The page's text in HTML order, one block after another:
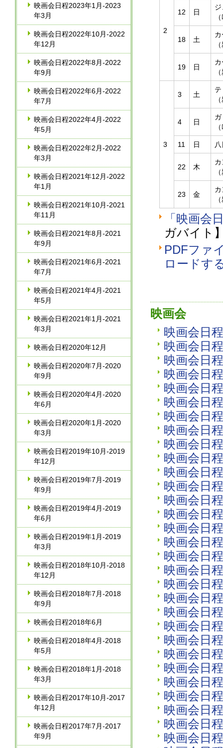
映画会日程2023年1月‐2023
年3月
映画会日程2022年10月‐2022
年12月
映画会日程2022年8月‐2022
年9月
映画会日程2022年6月‐2022
年7月
映画会日程2022年4月‐2022
年5月
映画会日程2022年2月‐2022
年3月
映画会日程2021年12月‐2022
年1月
映画会日程2021年10月‐2021
年11月
映画会日程2021年8月‐2021
年9月
映画会日程2021年6月‐2021
年7月
映画会日程2021年4月‐2021
年5月
映画会日程2021年1月‐2021
年3月
映画会日程2020年12月
映画会日程2020年7月‐2020
年9月
映画会日程2020年4月‐2020
年6月
映画会日程2020年1月‐2020
年3月
映画会日程2019年10月‐2019
年12月
映画会日程2019年7月‐2019
年9月
映画会日程2019年4月‐2019
年6月
映画会日程2019年1月‐2019
年3月
映画会日程2018年10月‐2018
年12月
映画会日程2018年7月‐2018
年9月
映画会日程2018年6月
映画会日程2018年4月‐2018
年5月
映画会日程2018年1月‐2018
年3月
映画会日程2017年10月‐2017
年12月
映画会日程2017年7月‐2017
年9月
2
12 日
18 土
19 日
3
3 土
4 日
11 日
22 木
23 金
「映画会
ガバイト
PDFファ
ロードす
映画会
映画会日
映画会日
映画会日
映画会日
映画会日
映画会日
映画会日
映画会日
映画会日
映画会日
映画会日
映画会日
映画会日
映画会日
映画会日
映画会日
映画会日
映画会日
映画会日
映画会日
映画会日
映画会日
映画会日
映画会日
映画会日
映画会日
映画会日
映画会日
映画会日
映画会日